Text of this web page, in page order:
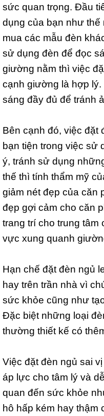
sức quan trọng. Đầu
dụng của bạn như
mua các mẫu đèn
sử dụng đèn để đọc
giường nằm thì việc
cạnh giường là hợp
sáng đầy đủ để tránh
Bên cạnh đó, việc đặt
bạn tiện trong việc sử
ý, tránh sử dụng
thế thì tính thẩm mỹ
giảm nét đẹp của căn
đẹp gợi cảm cho căn
trang trí cho trung tâm
vực xung quanh
Hạn chế đặt đèn ngủ
hay trên trần nhà vì
sức khỏe cũng như
Đặc biệt những loại
thường thiết kế có
Việc đặt đèn ngủ sai
áp lực cho tâm lý và
quan đến sức khỏe
hô hấp kém hay thậm